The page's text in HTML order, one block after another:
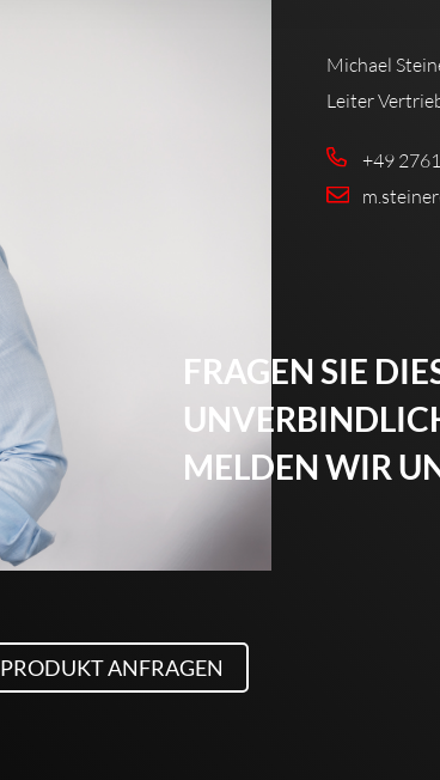
Michael
Leiter
+49
FRAGEN SIE
MELDEN WIR
PRODUKT ANFRAGEN